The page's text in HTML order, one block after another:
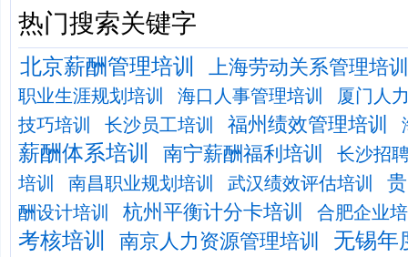
热门搜索关键字
北京薪酬管理培训 上海劳动关系管理培训
职业生涯规划培训 海口人事管理培训
厦门人
技巧培训
长沙员工培训 福州绩效管理培训
薪酬体系培训 南宁薪酬福利培训
长沙招
培训
南昌职业规划培训 武汉绩效评估培训
酬设计培训 杭州平衡计分卡培训 合肥企业
考核培训 南京人力资源管理培训 无锡年